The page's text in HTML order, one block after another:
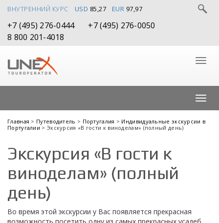
ВНУТРЕННИЙ КУРС USD 85,27 EUR 97,97
+7 (495) 276-0444
+7 (495) 276-0050
8 800 201-4018
Главная > Путеводитель > Португалия > Индивидуальные экскурсии в
Португалии > Экскурсия «В гости к виноделам» (полный день)
Экскурсия «В гости к
виноделам» (полный
день)
Во время этой экскурсии у Вас появляется прекрасная